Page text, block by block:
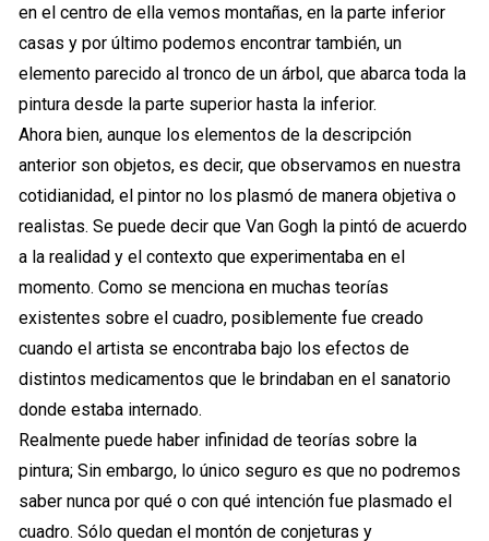
en el centro de ella vemos montañas, en la parte inferior
casas y por último podemos encontrar también, un
elemento parecido al tronco de un árbol, que abarca toda la
pintura desde la parte superior hasta la inferior.
Ahora bien, aunque los elementos de la descripción
anterior son objetos, es decir, que observamos en nuestra
cotidianidad, el pintor no los plasmó de manera objetiva o
realistas. Se puede decir que Van Gogh la pintó de acuerdo
a la realidad y el contexto que experimentaba en el
momento. Como se menciona en muchas teorías
existentes sobre el cuadro, posiblemente fue creado
cuando el artista se encontraba bajo los efectos de
distintos medicamentos que le brindaban en el sanatorio
donde estaba internado.
Realmente puede haber infinidad de teorías sobre la
pintura; Sin embargo, lo único seguro es que no podremos
saber nunca por qué o con qué intención fue plasmado el
cuadro. Sólo quedan el montón de conjeturas y